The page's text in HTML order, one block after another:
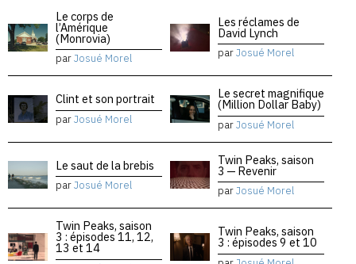
Le corps de
l’Amérique
(Monrovia)
parJosué Morel
Les réclames de
David Lynch
parJosué Morel
Clint et son portrait
parJosué Morel
Le secret magnifique
(Million Dollar Baby)
parJosué Morel
Le saut de la brebis
parJosué Morel
Twin Peaks, saison
3 — Revenir
parJosué Morel
Twin Peaks, saison
3 : épisodes 11, 12,
13 et 14
Twin Peaks, saison
3 : épisodes 9 et 10